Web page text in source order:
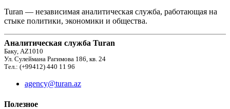
Turan — независимая аналитическая служба, работающая на
стыке политики, экономики и общества.
Аналитическая служба Turan
Баку, AZ1010
Ул. Сулеймана Рагимова 186, кв. 24
Тел.: (+99412) 440 11 96
agency@turan.az
Полезное